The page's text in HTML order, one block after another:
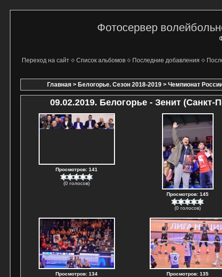
Фотосервер
Переход на сайт Список альбомов Последние добавления
Главная > Белогорье. Сезон 2018-2019 > Чемпионат
09.02.2019. Белогорье - Зенит (Санкт-
Просмотров: 141
(0 голосов)
Просмотров: 145
(0 голосов)
Просмотров: 134 Просмотров: 135